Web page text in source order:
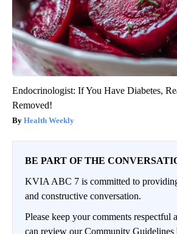
Endocrinologist: If You Have Diabetes,
Removed!
Health Weekly
BE PART OF THE
KVIA ABC 7 is committed to
and constructive conversation.
Please keep your comments respectful
can review our Community Guidelines